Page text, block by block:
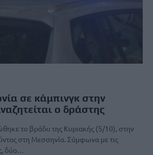
σε κάμπινγκ στην
ο δράστης
το βράδυ της Κυριακής (5/10), στην
στη Μεσσηνία. Σύμφωνα με τις
δύο…